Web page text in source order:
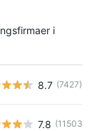
i
8.7 (7427)
7.8 (11503)